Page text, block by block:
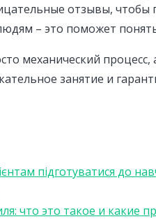
отзывы,
– это поможет
механический
занятие и
підготуватися до
что это такое и какие